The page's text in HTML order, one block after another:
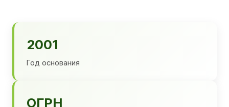
2001
Год основания
ОГРН